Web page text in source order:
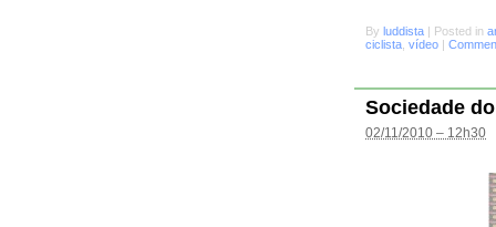
By luddista Posted in
ciclista vídeo
Sociedade
02/11/2010 – 12h30